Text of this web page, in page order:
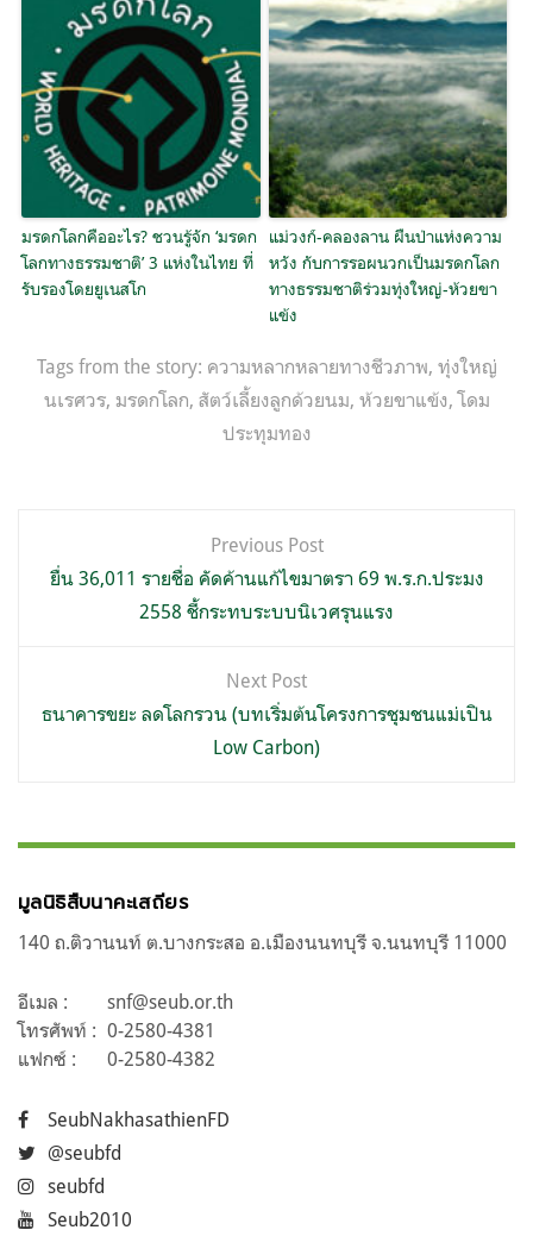
มรดกโลกคืออะไร? ชวนรู้จัก ‘มรดก
โลกทางธรรมชาติ’ 3 แห่งในไทย ที่
รับรองโดยยูเนสโก
แม่วงก์-คลองลาน ผืนป่าแห่งความ
หวัง กับการรอผนวกเป็นมรดกโลก
ทางธรรมชาติร่วมทุ่งใหญ่-ห้วยขา
แข้ง
Tags from the story: ความหลากหลายทางชีวภาพ, ทุ่งใหญ่
นเรศวร, มรดกโลก, สัตว์เลี้ยงลูกด้วยนม, ห้วยขาแข้ง,โดม
ประทุมทอง
เรื่อง
Previous Post
ยื่น 36,011 รายชื่อ คัดค้านแก้ไขมาตรา 69 พ.ร.ก.ประมง
2558 ชี้กระทบระบบนิเวศรุนแรง
Next Post
ธนาคารขยะ ลดโลกรวน (บทเริ่มต้นโครงการชุมชนแม่เปิน
Low Carbon)
มูลนิธิสืบนาคะเสถียร
140 ถ.ติวานนท์ ต.บางกระสอ อ.เมืองนนทบุรี จ.นนทบุรี 11000
อีเมล :
snf@seub.or.th
โทรศัพท์ : 0-2580-4381
แฟกซ์ :
0-2580-4382
SeubNakhasathienFD
@seubfd
seubfd
Seub2010